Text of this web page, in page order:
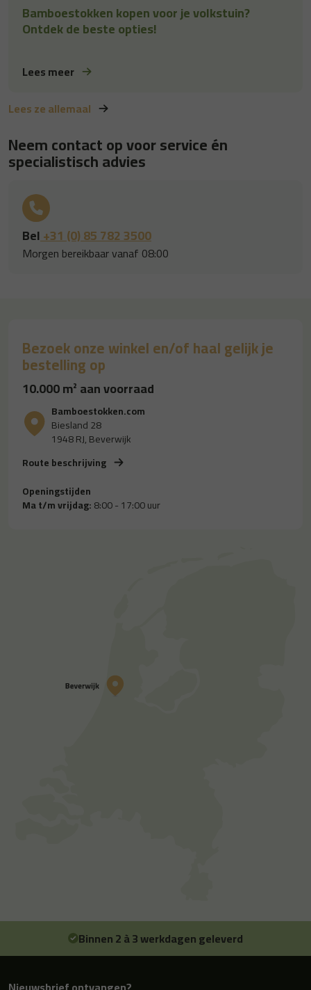
Bamboestokken kopen voor je volkstuin?
Ontdek de beste opties!
Lees meer
Lees ze allemaal
Neem contact op voor service én
specialistisch advies
Bel+31 (0) 85 782 3500
Morgen bereikbaar vanaf 08:00
Bezoek onze winkel en/of haal gelijk je
bestelling op
10.000 m² aan voorraad
Bamboestokken.com
Biesland 28
1948 RJ, Beverwijk
Route beschrijving
Openingstijden
Ma t/m vrijdag:8:00 - 17:00 uur
Binnen 2 à 3 werkdagen geleverd